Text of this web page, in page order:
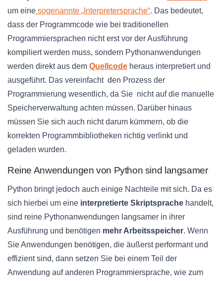
um eine sogenannte „Interpretersprache“. Das bedeutet,
dass der Programmcode wie bei traditionellen
Programmiersprachen nicht erst vor der Ausführung
kompiliert werden muss, sondern Pythonanwendungen
werden direkt aus dem Quellcode heraus interpretiert und
ausgeführt. Das vereinfacht den Prozess der
Programmierung wesentlich, da Sie nicht auf die manuelle
Speicherverwaltung achten müssen. Darüber hinaus
müssen Sie sich auch nicht darum kümmern, ob die
korrekten Programmbibliotheken richtig verlinkt und
geladen wurden.
Reine Anwendungen von Python sind langsamer
Python bringt jedoch auch einige Nachteile mit sich. Da es
sich hierbei um eine interpretierte Skriptsprache handelt,
sind reine Pythonanwendungen langsamer in ihrer
Ausführung und benötigen mehr Arbeitsspeicher. Wenn
Sie Anwendungen benötigen, die äußerst performant und
effizient sind, dann setzen Sie bei einem Teil der
Anwendung auf anderen Programmiersprache, wie zum